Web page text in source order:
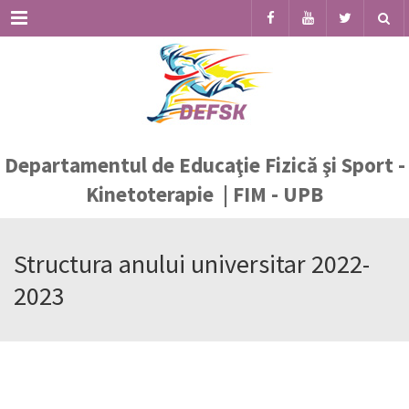
Menu
Departamentul de Educaţie Fizică şi Sport -
Kinetoterapie | FIM - UPB
Structura anului universitar 2022-
2023